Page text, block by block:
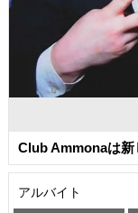
Club Ammonaは新
アルバイト